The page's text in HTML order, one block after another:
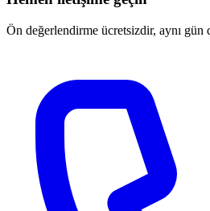
Ön değerlendirme ücretsizdir, aynı gün